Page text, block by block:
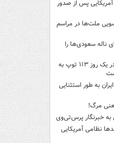
پس از صدور
ملت‌ها در مراسم
ناله سعودی‌ها را
یونیفل: ارتش اسرائیل در یک روز ۱۱۳ توپ به
به طور استثنایی
مرگ!
به خبرنگار پرس‌تی‌وی
نظامی آمریکایی